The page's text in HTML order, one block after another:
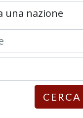
CERCA